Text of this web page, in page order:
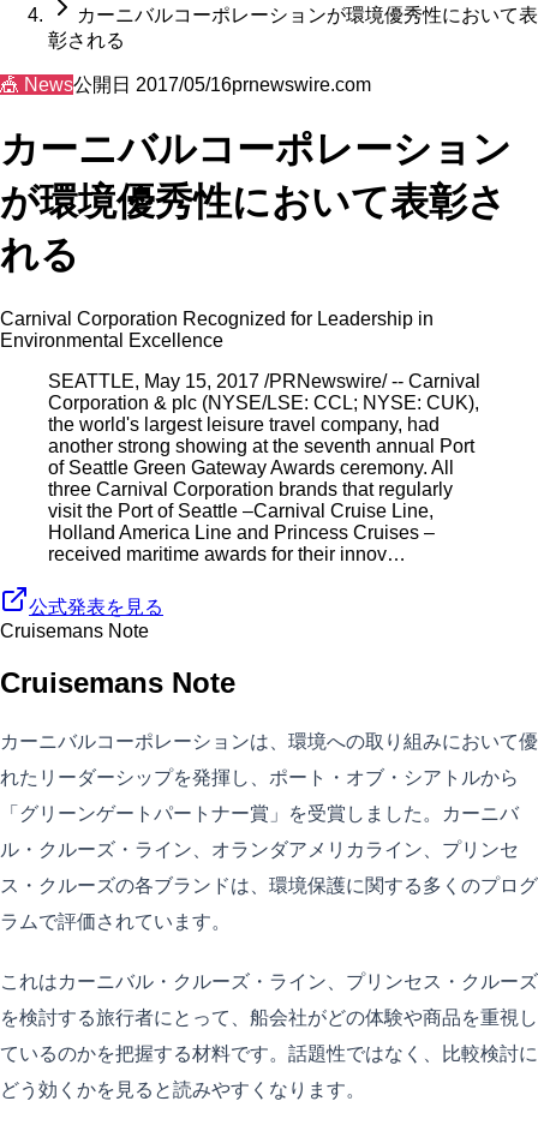
カーニバルコーポレーションが環境優秀性において表
彰される
🎪 News公開日 2017/05/16prnewswire.com
カーニバルコーポレーション
が環境優秀性において表彰さ
れる
Carnival Corporation Recognized for Leadership in
Environmental Excellence
SEATTLE, May 15, 2017 /PRNewswire/ -- Carnival
Corporation & plc (NYSE/LSE: CCL; NYSE: CUK),
the world's largest leisure travel company, had
another strong showing at the seventh annual Port
of Seattle Green Gateway Awards ceremony. All
three Carnival Corporation brands that regularly
visit the Port of Seattle –Carnival Cruise Line,
Holland America Line and Princess Cruises –
received maritime awards for their innov…
公式発表を見る
Cruisemans Note
Cruisemans Note
カーニバルコーポレーションは、環境への取り組みにおいて優
れたリーダーシップを発揮し、ポート・オブ・シアトルから
「グリーンゲートパートナー賞」を受賞しました。カーニバ
ル・クルーズ・ライン、オランダアメリカライン、プリンセ
ス・クルーズの各ブランドは、環境保護に関する多くのプログ
ラムで評価されています。
これはカーニバル・クルーズ・ライン、プリンセス・クルーズ
を検討する旅行者にとって、船会社がどの体験や商品を重視し
ているのかを把握する材料です。話題性ではなく、比較検討に
どう効くかを見ると読みやすくなります。